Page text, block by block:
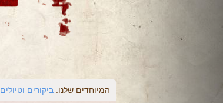
המיוחדים שלנו: ביקורים וטיולים